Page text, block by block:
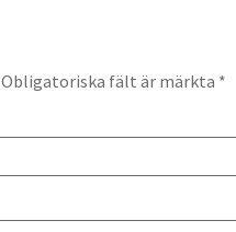
Obligatoriska fält är märkta *